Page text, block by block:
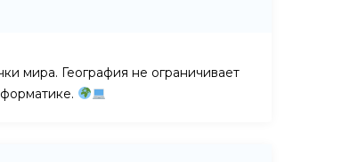
мира. География не ограничивает